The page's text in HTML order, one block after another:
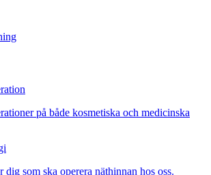
på både kosmetiska och medicinska
som ska operera näthinnan hos oss.